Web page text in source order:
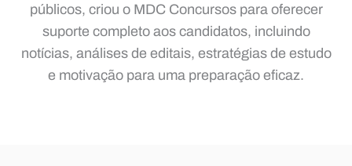
públicos, criou o MDC Concursos para oferecer
suporte completo aos candidatos, incluindo
notícias, análises de editais, estratégias de estudo
e motivação para uma preparação eficaz.